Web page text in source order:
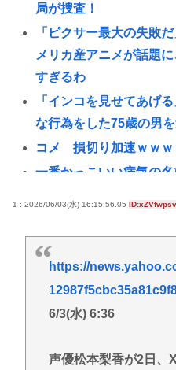
局が捜査！
「ピクサー最大の失敗
メリカ産アニメが話題
すぎるわ
「インコを見せてあげ
な行為をした75歳の男
コメ 損切り加速ｗｗｗ
一番かっこいい病気の
自宅に出入りしお小遣
高配当をうたった「み
2881億円の債務超過
【九州名物】鶏刺し食
へずまりゅう、被災地
1 : 2026/06/03(水) 16:15:56.05
https://
6/3(水) 6:36
声優松本梨香が2日、